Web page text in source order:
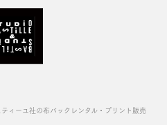
ィーユ社の布バックレンタル・プリント販売